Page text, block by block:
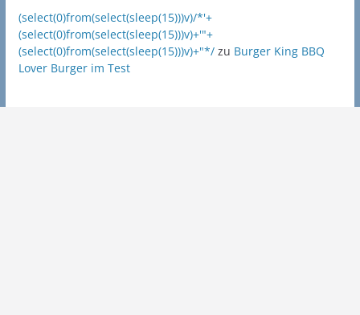
(select(0)from(select(sleep(15)))v)/*'+
(select(0)from(select(sleep(15)))v)+'"+
(select(0)from(select(sleep(15)))v)+"*/zu Burger King BBQ
Lover Burger im Test